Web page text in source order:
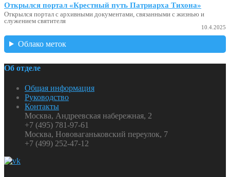
Открылся портал «Крестный путь Патриарха Тихона»
Открылся портал с архивными документами, связанными с жизнью и
служением святителя
10.4.2025
Облако меток
Об отделе
Общая информация
Руководство
Контакты
Москва, Андреевская набережная, 2
+7 (495) 781-97-61
Москва, Нововаганьковский переулок, 7
+7 (499) 252-47-12